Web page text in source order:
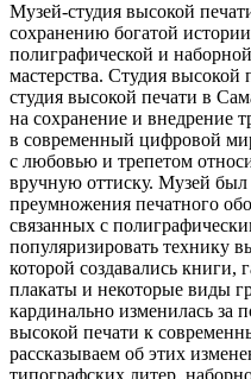
Музей-студия высокой
сохранению богатой
полиграфической и
мастерства. Студия высокой
студия высокой печати в
на сохранение и внедрение
в современный цифровой
с любовью и трепетом
вручную оттиску. Музей был
преумножения печатного
связанных с
популяризировать технику
которой создавались книги,
плакаты и некоторые виды
кардинально изменилась за
высокой печати к
рассказываем об этих